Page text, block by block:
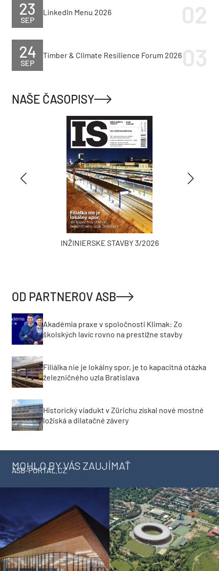
SEP
23 LinkedIn Menu 2026
SEP
24 Timber & Climate Resilience Forum 2026
NAŠE ČASOPISY
INŽINIERSKE STAVBY 3/2026
OD PARTNEROV ASB
Akadémia praxe v spoločnosti Klimak: Zo
školských lavíc rovno na prestížne stavby
Filiálka nie je lokálny spor, je to kapacitná otázka
železničného uzla Bratislava
Historický viadukt v Zürichu získal nové mostné
ložiská a dilatačné závery
MOHLO BY VÁS ZAUJÍMAŤ
ASB-PORTAL.CZ